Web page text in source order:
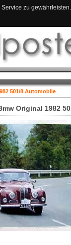
zu
501/8 Automobile
Original 1982